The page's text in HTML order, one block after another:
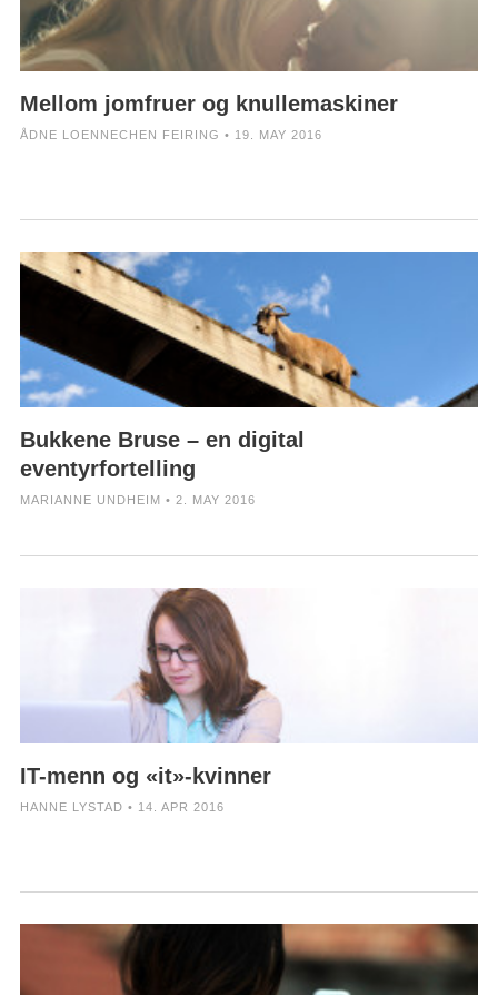
Mellom jomfruer og knullemaskiner
ÅDNE LOENNECHEN FEIRING • 19. MAY 2016
Bukkene Bruse – en digital
eventyrfortelling
MARIANNE UNDHEIM • 2. MAY 2016
IT-menn og «it»-kvinner
HANNE LYSTAD • 14. APR 2016